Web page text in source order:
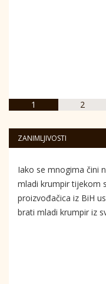
1 2
ZANIMLJIVOSTI
Iako se mnogima čini
mladi krumpir tijekom
proizvođačica iz BiH
brati mladi krumpir iz